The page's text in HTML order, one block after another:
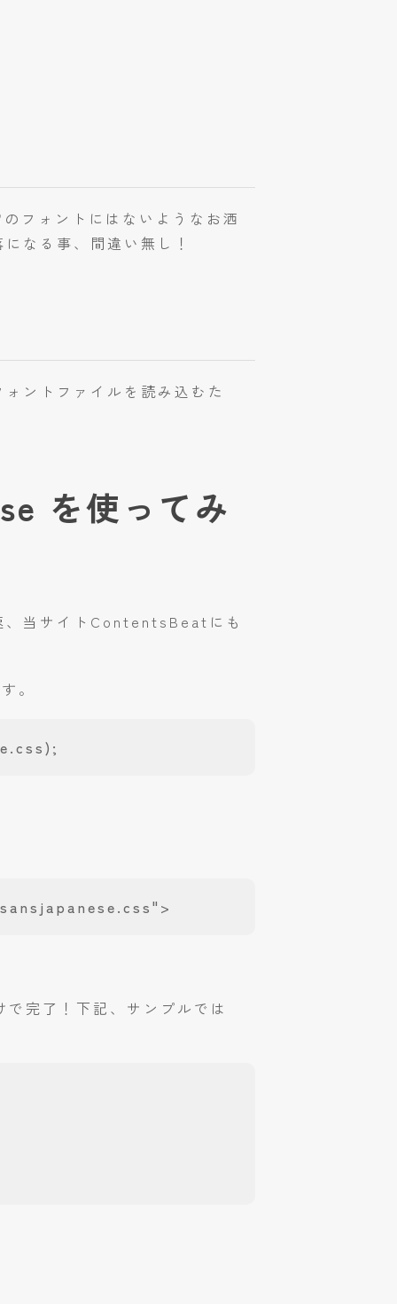
フォントにはないようなお洒
なる事、間違い無し！
ントファイルを読み込むた
を使ってみ
、当サイトContentsBeatにも
。
完了！下記、サンプルでは